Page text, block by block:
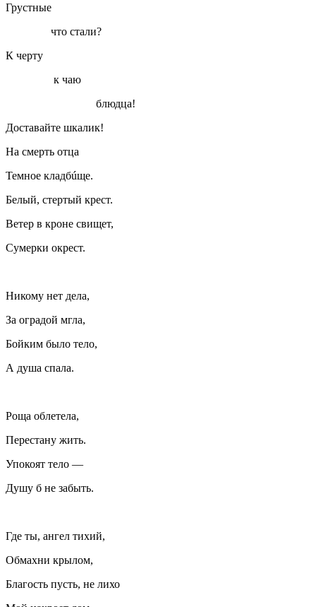
Грустные
что стали?
К черту
к чаю
блюдца!
Доставайте шкалик!
На смерть отца
Темное кладбúще.
Белый, стертый крест.
Ветер в кроне свищет,
Сумерки окрест.
Никому нет дела,
За оградой мгла,
Бойким было тело,
А душа спала.
Роща облетела,
Перестану жить.
Упокоят тело —
Душу б не забыть.
Где ты, ангел тихий,
Обмахни крылом,
Благость пусть, не лихо